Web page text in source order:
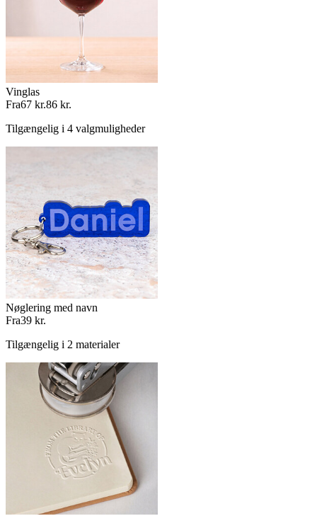
Vinglas
Fra67 kr.86 kr.
Tilgængelig i 4 valgmuligheder
Nøglering med navn
Fra39 kr.
Tilgængelig i 2 materialer